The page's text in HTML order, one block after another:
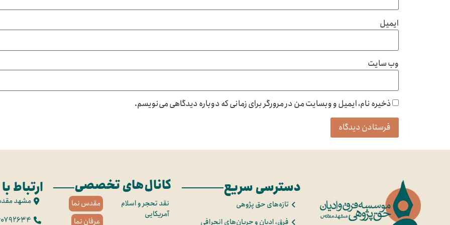
ایمیل
وب‌ سایت
ذخیره نام، ایمیل و وبسایت من در مرورگر برای زمانی که دوباره دیدگاهی می‌نویسم.
دسترسی سریع
تازه‌های حق پژوهی
فرق، ادیان و جریان‌های انحرافی
کانال‌های تخصصی
نقد تحجر و اسلام
آمریکایی
مقدس نما
عرفان نما
ارتباط
مشهد